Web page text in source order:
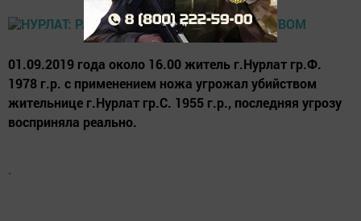
01.09.2019 года около 16.00 житель г.Нурлат гр.Ф.
1978 г.р. с применением ножа угрожал убийством
жительнице г.Нурлат гр.С. 1955 г.р., последняя угрозу
восприняла реально.
.